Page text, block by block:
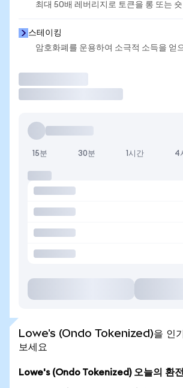
최대 50배 레버리지로 토큰을 롱 또는
스테이킹
암호화폐를 운용하여 소극적 소득을 얻
15분 30분 1시간 4
Lowe's (Ondo Tokenized)을 인기
보세요
Lowe's (Ondo Tokenized) 오늘의 환